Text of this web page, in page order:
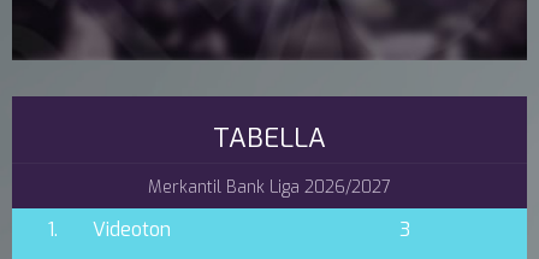
TABELLA
Merkantil Bank Liga 2026/2027
1. Videoton
3